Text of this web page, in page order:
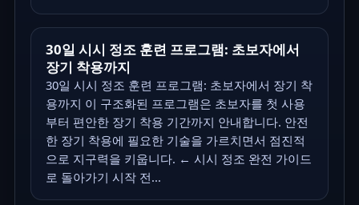
30일 시시 정조 훈련 프로그램: 초보자에서
장기 착용까지
30일 시시 정조 훈련 프로그램: 초보자에서 장기 착
용까지 이 구조화된 프로그램은 초보자를 첫 사용
부터 편안한 장기 착용 기간까지 안내합니다. 안전
한 장기 착용에 필요한 기술을 가르치면서 점진적
으로 지구력을 키웁니다. ← 시시 정조 완전 가이드
로 돌아가기 시작 전...